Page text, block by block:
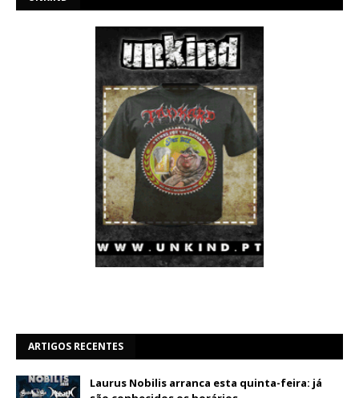
ARTIGOS RECENTES
Laurus Nobilis arranca esta quinta-feira: já